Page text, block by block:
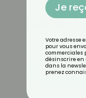
Je
Votre adresse
pour vous
commerciales
désinscrire en
dans la
prenez